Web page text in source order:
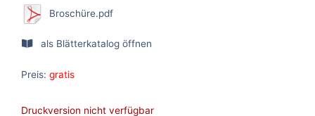
Broschüre.pdf
als Blätterkatalog öffnen
Preis: gratis
Druckversion nicht verfügbar